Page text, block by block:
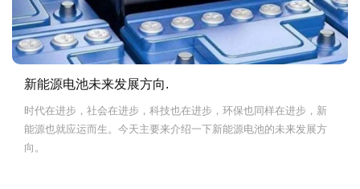
新能源电池未来发展方向.
时代在进步，社会在进步，科技也在进步，环保也同样在进步，新
能源也就应运而生。今天主要来介绍一下新能源电池的未来发展方
向。